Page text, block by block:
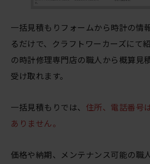
一括見積もりフォームから時計の情
るだけで、クラフトワーカーズにて
の時計修理専門店の職人から概算見
受け取れます。
一括見積もりでは、 住所、電話番号
ありません。
価格や納期、メンテナンス可能の職